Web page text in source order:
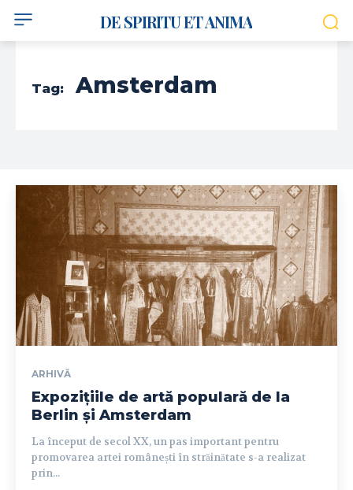
DE SPIRITU ET ANIMA
Tag: Amsterdam
ARHIVĂ
Expozițiile de artă populară de la
Berlin și Amsterdam
La început de secol XX, un pas important pentru
promovarea artei românești în străinătate s-a realizat
prin...